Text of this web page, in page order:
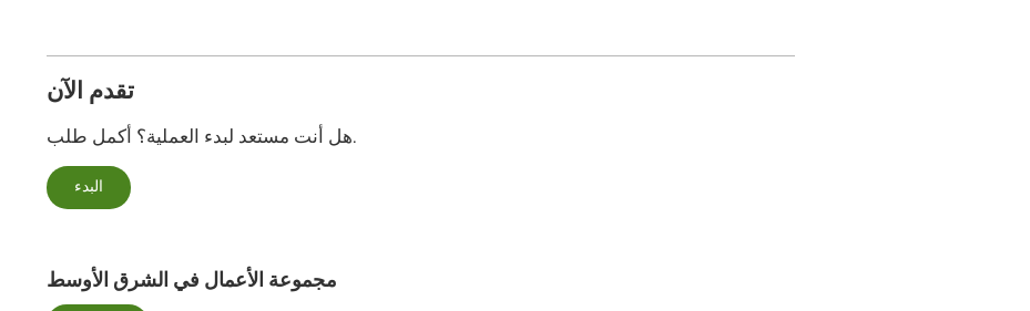
تقدم الآن
هل أنت مستعد لبدء العملية؟ أكمل طلب.
البدء
مجموعة الأعمال في الشرق الأوسط